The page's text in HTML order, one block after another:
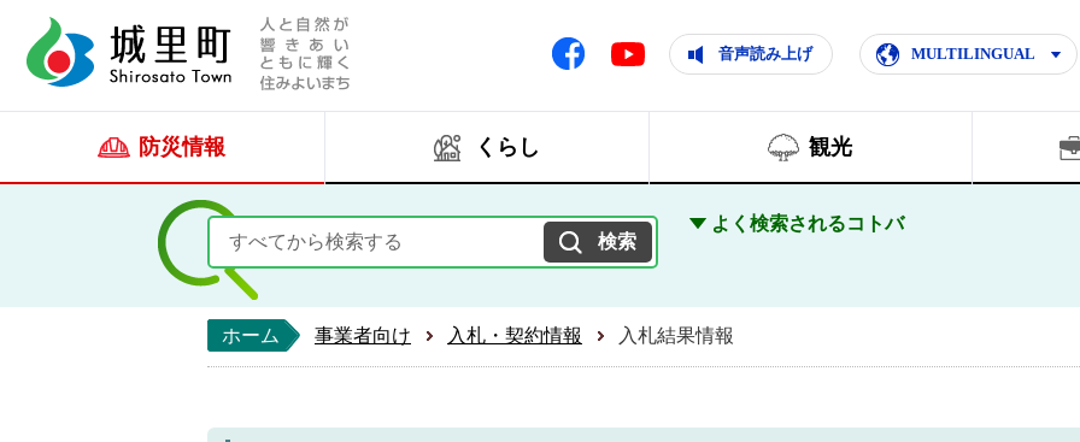
人と自然が響きあいともに輝く住みよいまち
Facebook Youtube 音声読み上げ MULTILINGUAL
防災情報 くらし 観光
よく検索されるコトバ
ホーム 事業者向け 入札・契約情報 入札結果情報